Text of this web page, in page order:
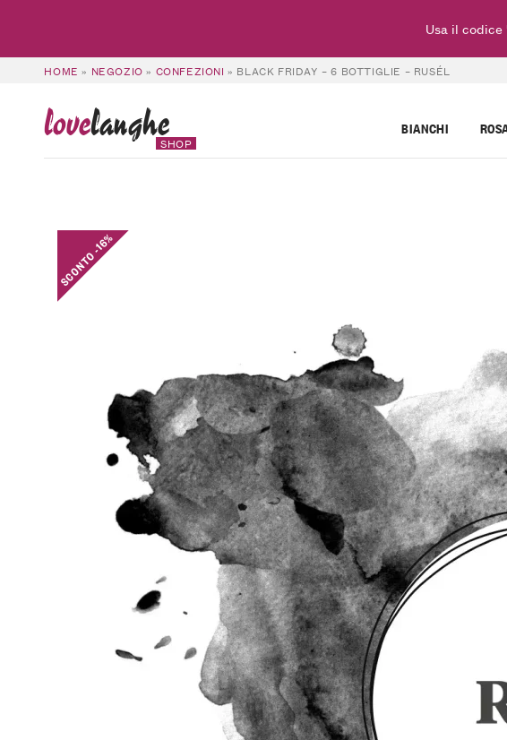
HOME » NEGOZIO » CONFEZIONI » BLACK FRIDAY – 6 BOTTIGLIE – RUSÉL
lovelanghe
SHOP
BIANCHI
SCONTO -16%
Usa il